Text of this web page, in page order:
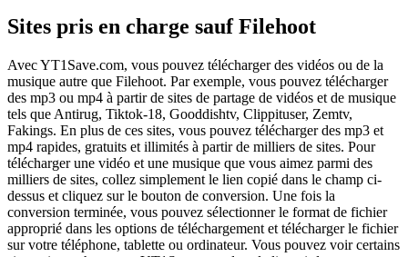
Sites pris en charge sauf Filehoot
Avec YT1Save.com, vous pouvez télécharger des vidéos ou de la
musique autre que Filehoot. Par exemple, vous pouvez télécharger
des mp3 ou mp4 à partir de sites de partage de vidéos et de musique
tels que Antirug, Tiktok-18, Gooddishtv, Clippituser, Zemtv,
Fakings. En plus de ces sites, vous pouvez télécharger des mp3 et
mp4 rapides, gratuits et illimités à partir de milliers de sites. Pour
télécharger une vidéo et une musique que vous aimez parmi des
milliers de sites, collez simplement le lien copié dans le champ ci-
dessus et cliquez sur le bouton de conversion. Une fois la
conversion terminée, vous pouvez sélectionner le format de fichier
approprié dans les options de téléchargement et télécharger le fichier
sur votre téléphone, tablette ou ordinateur. Vous pouvez voir certains